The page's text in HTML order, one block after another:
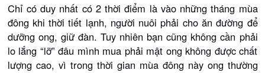
Chỉ có duy nhất có 2 thời điểm là vào những tháng mùa
đông khi thời tiết lạnh, người nuôi phải cho ăn đường để
dưỡng ong, giữ đàn. Tuy nhiên bạn cũng không cần phải
lo lắng “lỡ” đâu mình mua phải mật ong không được chất
lượng cao, vì trong thời gian mùa đông này ong thường